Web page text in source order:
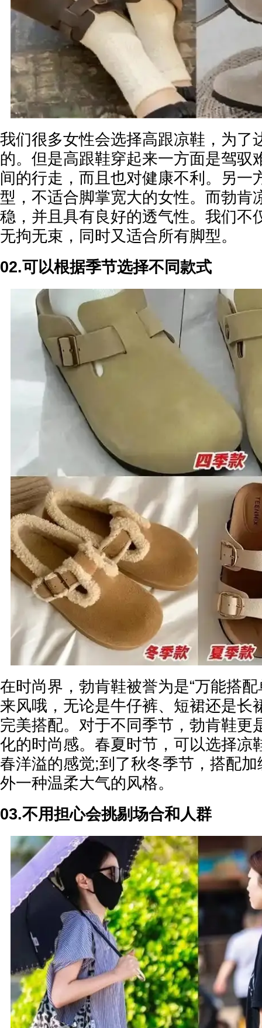
我们很多女性会选择高跟凉鞋，为了
的。但是高跟鞋穿起来一方面是驾驭
间的行走，而且也对健康不利。另一
型，不适合脚掌宽大的女性。而勃肯
稳，并且具有良好的透气性。我们不
无拘无束，同时又适合所有脚型。
02.可以根据季节选择不同款式
在时尚界，勃肯鞋被誉为是“万能搭
来风哦，无论是牛仔裤、短裙还是长
完美搭配。对于不同季节，勃肯鞋更
化的时尚感。春夏时节，可以选择凉
春洋溢的感觉;到了秋冬季节，搭配
外一种温柔大气的风格。
03.不用担心会挑剔场合和人群